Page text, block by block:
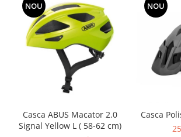
NOU
Casca ABUS Macator 2.0
Signal Yellow L ( 58-62 cm)
NOU
Casca